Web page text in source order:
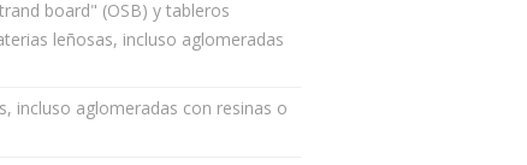
board" (OSB) y tableros
leñosas, incluso aglomeradas
incluso aglomeradas con resinas o